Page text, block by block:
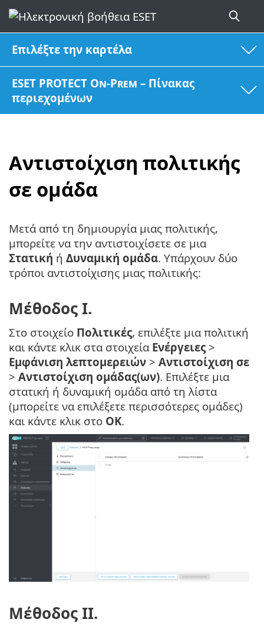
Επιλέξτε την καρτέλα
ESET PROTECT On-Prem – Πίνακας
περιεχομένων
Αντιστοίχιση πολιτικής
σε ομάδα
Μετά από τη δημιουργία μιας πολιτικής,
μπορείτε να την αντιστοιχίσετε σε μια
Στατική ή Δυναμική ομάδα. Υπάρχουν δύο
τρόποι αντιστοίχισης μιας πολιτικής:
Μέθοδος I.
Στο στοιχείο Πολιτικές, επιλέξτε μια πολιτική
και κάντε κλικ στα στοιχεία Ενέργειες >
Εμφάνιση λεπτομερειών > Αντιστοίχιση σε
> Αντιστοίχιση ομάδας(ων). Επιλέξτε μια
στατική ή δυναμική ομάδα από τη λίστα
(μπορείτε να επιλέξετε περισσότερες ομάδες)
και κάντε κλικ στο OK.
Μέθοδος II.